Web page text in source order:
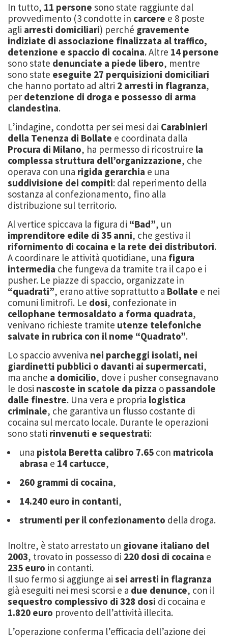
In tutto, 11 persone sono state raggiunte dal
provvedimento (3 condotte in carcere e 8 poste
agli arresti domiciliari) perché gravemente
indiziate di associazione finalizzata al traffico,
detenzione e spaccio di cocaina. Altre 14 persone
sono state denunciate a piede libero, mentre
sono state eseguite 27 perquisizioni domiciliari
che hanno portato ad altri 2 arresti in flagranza,
per detenzione di droga e possesso di arma
clandestina.
L’indagine, condotta per sei mesi dai Carabinieri
della Tenenza di Bollate e coordinata dalla
Procura di Milano, ha permesso di ricostruire la
complessa struttura dell’organizzazione, che
operava con una rigida gerarchia e una
suddivisione dei compiti: dal reperimento della
sostanza al confezionamento, fino alla
distribuzione sul territorio.
Al vertice spiccava la figura di “Bad”, un
imprenditore edile di 35 anni, che gestiva il
rifornimento di cocaina e la rete dei distributori.
A coordinare le attività quotidiane, una figura
intermedia che fungeva da tramite tra il capo e i
pusher. Le piazze di spaccio, organizzate in
“quadrati”, erano attive soprattutto a Bollate e nei
comuni limitrofi. Le dosi, confezionate in
cellophane termosaldato a forma quadrata,
venivano richieste tramite utenze telefoniche
salvate in rubrica con il nome “Quadrato”.
Lo spaccio avveniva nei parcheggi isolati, nei
giardinetti pubblici o davanti ai supermercati,
ma anche a domicilio, dove i pusher consegnavano
le dosi nascoste in scatole da pizza o passandole
dalle finestre. Una vera e propria logistica
criminale, che garantiva un flusso costante di
cocaina sul mercato locale. Durante le operazioni
sono stati rinvenuti e sequestrati:
una pistola Beretta calibro 7.65 con matricola
abrasa e 14 cartucce,
260 grammi di cocaina,
14.240 euro in contanti,
strumenti per il confezionamento della droga.
Inoltre, è stato arrestato un giovane italiano del
2003, trovato in possesso di 220 dosi di cocaina e
235 euro in contanti.
Il suo fermo si aggiunge ai sei arresti in flagranza
già eseguiti nei mesi scorsi e a due denunce, con il
sequestro complessivo di 328 dosi di cocaina e
1.820 euro provento dell’attività illecita.
L’operazione conferma l’efficacia dell’azione dei